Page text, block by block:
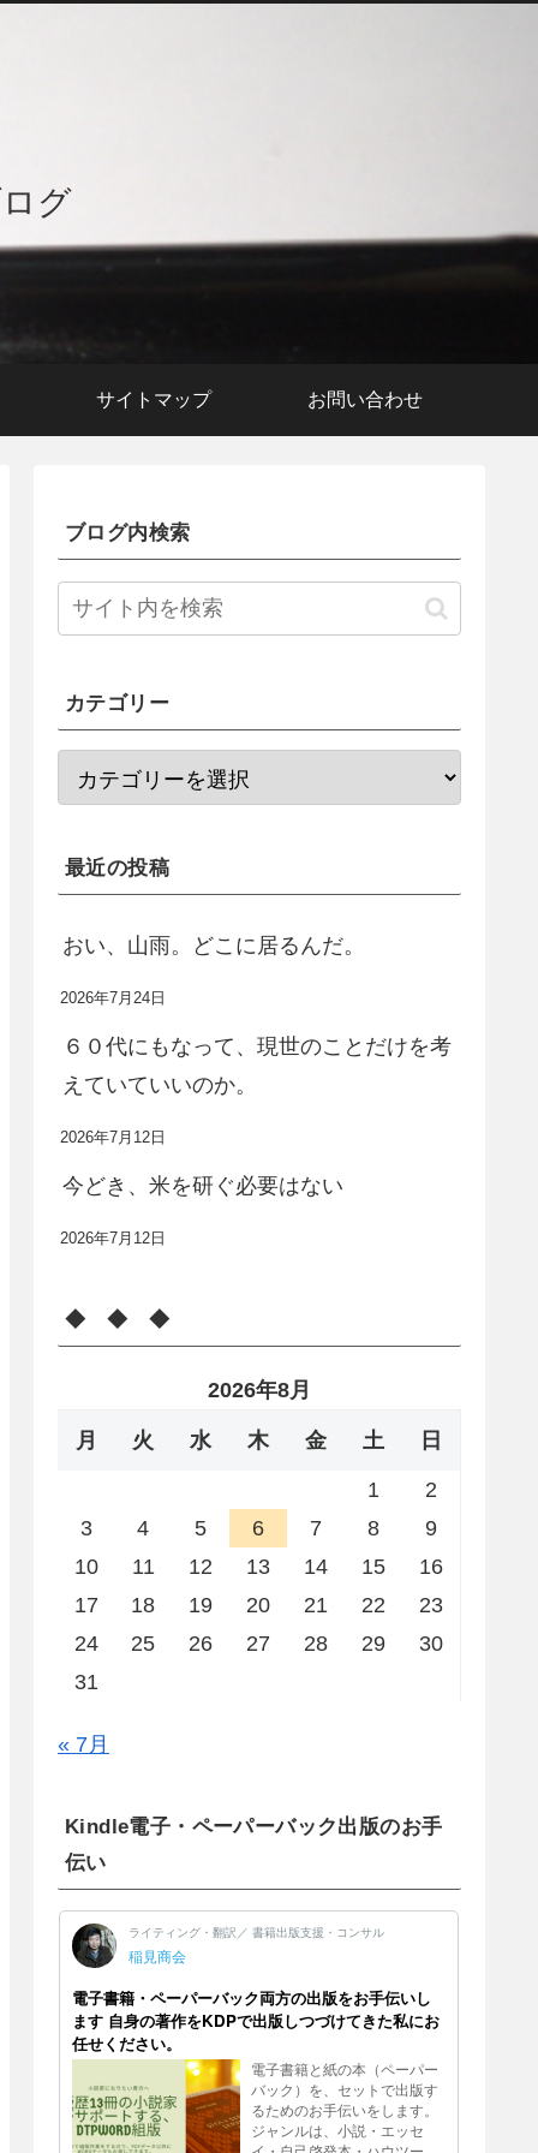
グ
サイトマップ お問い合わせ
ブログ内検索
カテゴリー
最近の投稿
おい、山雨。どこに居るんだ。
2026年7月24日
６０代にもなって、現世のことだけを考
えていていいのか。
2026年7月12日
今どき、米を研ぐ必要はない
2026年7月12日
◆ ◆ ◆
2026年8月
月 火 水 木 金 土 日
1
2
3
4 5 6 7 8
9
10
11 12 13 14 15
16
17
18 19 20 21 22
23
24
25 26 27 28 29
30
31
« 7月
Kindle電子・ペーパーバック出版のお手
伝い